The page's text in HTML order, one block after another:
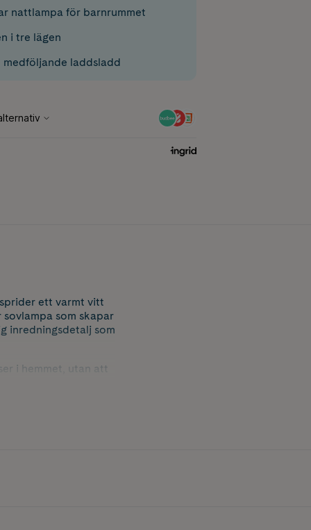
nattlampa för barnrummet
i tre lägen
medföljande laddsladd
ett varmt vitt
som skapar
inredningsdetalj som
i hemmet, utan att